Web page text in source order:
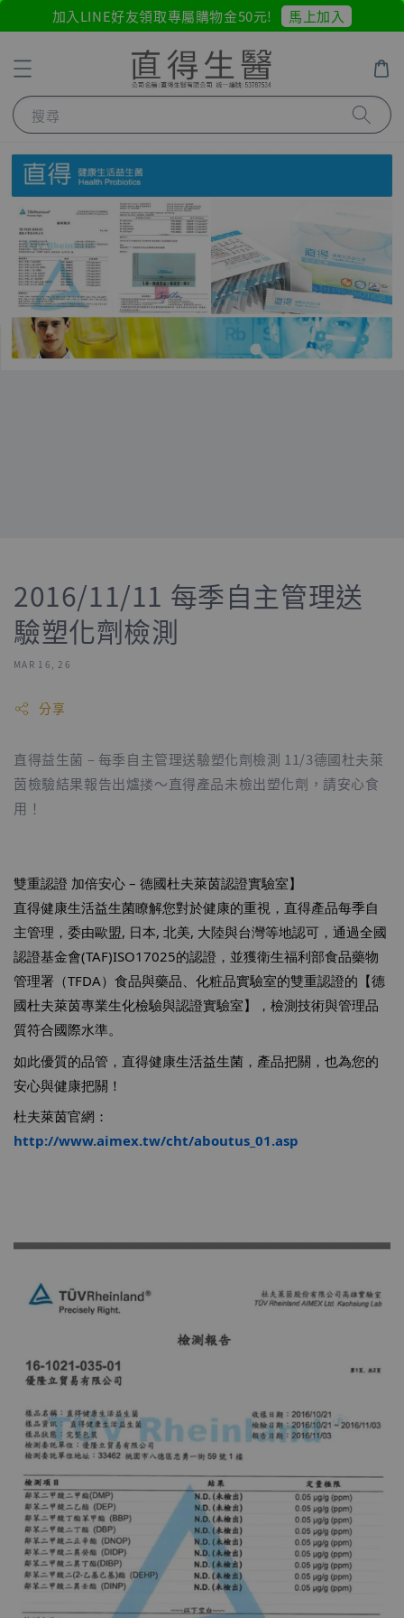
加入LINE好友領取專屬購物金50元! 馬上加入
搜尋
2016/11/11 每季自主管理送
驗塑化劑檢測
MAR 16, 26
分享
直得益生菌 – 每季自主管理送驗塑化劑檢測 11/3德國杜夫萊
茵檢驗結果報告出爐搂～直得產品未檢出塑化劑，請安心食
用！
雙重認證 加倍安心 – 德國杜夫萊茵認證實驗室】
直得健康生活益生菌瞭解您對於健康的重視，直得產品每季自
主管理，委由歐盟, 日本, 北美, 大陸與台灣等地認可，通過全國
認證基金會(TAF)ISO17025的認證，並獲衛生福利部食品藥物
管理署（TFDA）食品與藥品、化粧品實驗室的雙重認證的【德
國杜夫萊茵專業生化檢驗與認證實驗室】，檢測技術與管理品
質符合國際水準。
如此優質的品管，直得健康生活益生菌，產品把關，也為您的
安心與健康把關！
杜夫萊茵官網：
http://www.aimex.tw/cht/aboutus_01.asp